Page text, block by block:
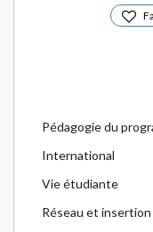
Pédagogie du
International
Vie étudiante
Réseau et